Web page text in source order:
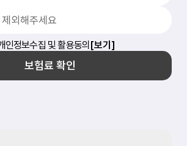
인정보수집 및 활용동의 [보기]
보험료 확인